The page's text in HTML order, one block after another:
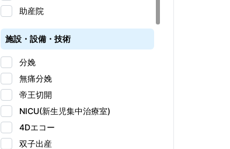
助産院
施設・設備・技術
分娩
無痛分娩
帝王切開
NICU(新生児集中治療室)
4Dエコー
双子出産